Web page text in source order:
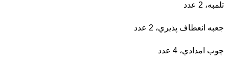
تلمبه، 2 عدد
جعبه انعطاف پذيري، 2 عدد
چوب امدادي، 4 عدد